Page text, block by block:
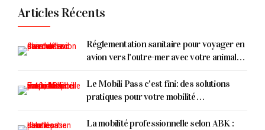
Articles Récents
Réglementation sanitaire pour voyager en
avion vers l'outre-mer avec votre animal
Le Mobili Pass c'est fini: des solutions
pratiques pour votre mobilité
La mobilité professionnelle selon ABK :